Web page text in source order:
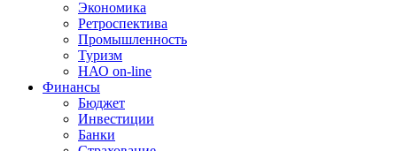
Экономика
Ретроспектива
Промышленность
Туризм
НАО on-line
Финансы
Бюджет
Инвестиции
Банки